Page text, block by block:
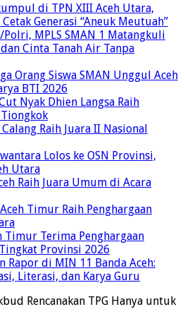
di TPN XIII Aceh Utara,
Generasi “Aneuk Meutuah”
MPLS SMAN 1 Matangkuli
Cinta Tanah Air Tanpa
Orang Siswa SMAN Unggul Aceh
BTI 2026
Nyak Dhien Langsa Raih
Tiongkok
Raih Juara II Nasional
Lolos ke OSN Provinsi,
Utara
Raih Juara Umum di Acara
Timur Raih Penghargaan
Timur Terima Penghargaan
Provinsi 2026
Rapor di MIN 11 Banda Aceh:
Literasi, dan Karya Guru
Rencanakan TPG Hanya untuk